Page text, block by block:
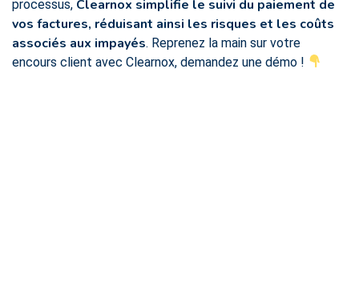
processus, Clearnox simplifie le suivi du paiement de
vos factures, réduisant ainsi les risques et les coûts
associés aux impayés. Reprenez la main sur votre
encours client avec Clearnox, demandez une démo !